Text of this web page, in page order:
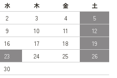
水 木 金
土
2 3 4
5
9 10 11
12
16 17 18
19
23 24 25
26
30